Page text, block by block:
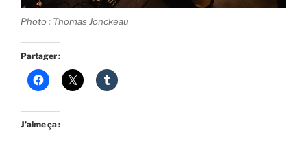
Photo : Thomas Jonckeau
Partager :
J’aime ça :